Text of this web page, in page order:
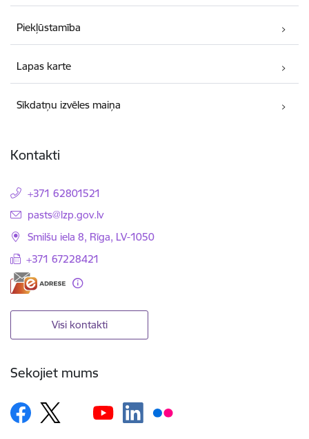
Piekļūstamība
Lapas karte
Sīkdatņu izvēles maiņa
Kontakti
+371 62801521
E-pasts:
pasts@lzp.gov.lv
Smilšu iela 8, Rīga, LV-1050
+371 67228421
Visi kontakti
Sekojiet mums